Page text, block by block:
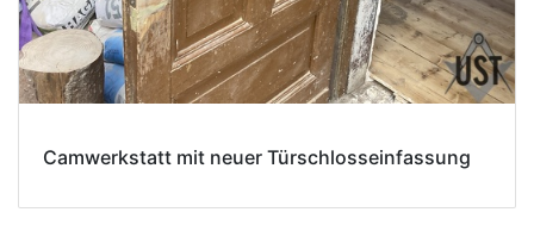
Camwerkstatt mit neuer Türschlosseinfassung